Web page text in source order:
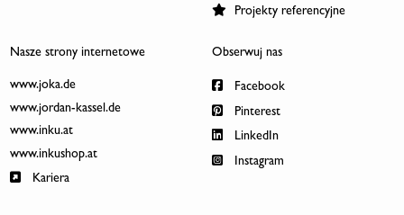
Projekty referencyjne
Nasze strony internetowe
www.joka.de
www.jordan-kassel.de
www.inku.at
www.inkushop.at
Kariera
Obserwuj nas
Facebook
Pinterest
LinkedIn
Instagram